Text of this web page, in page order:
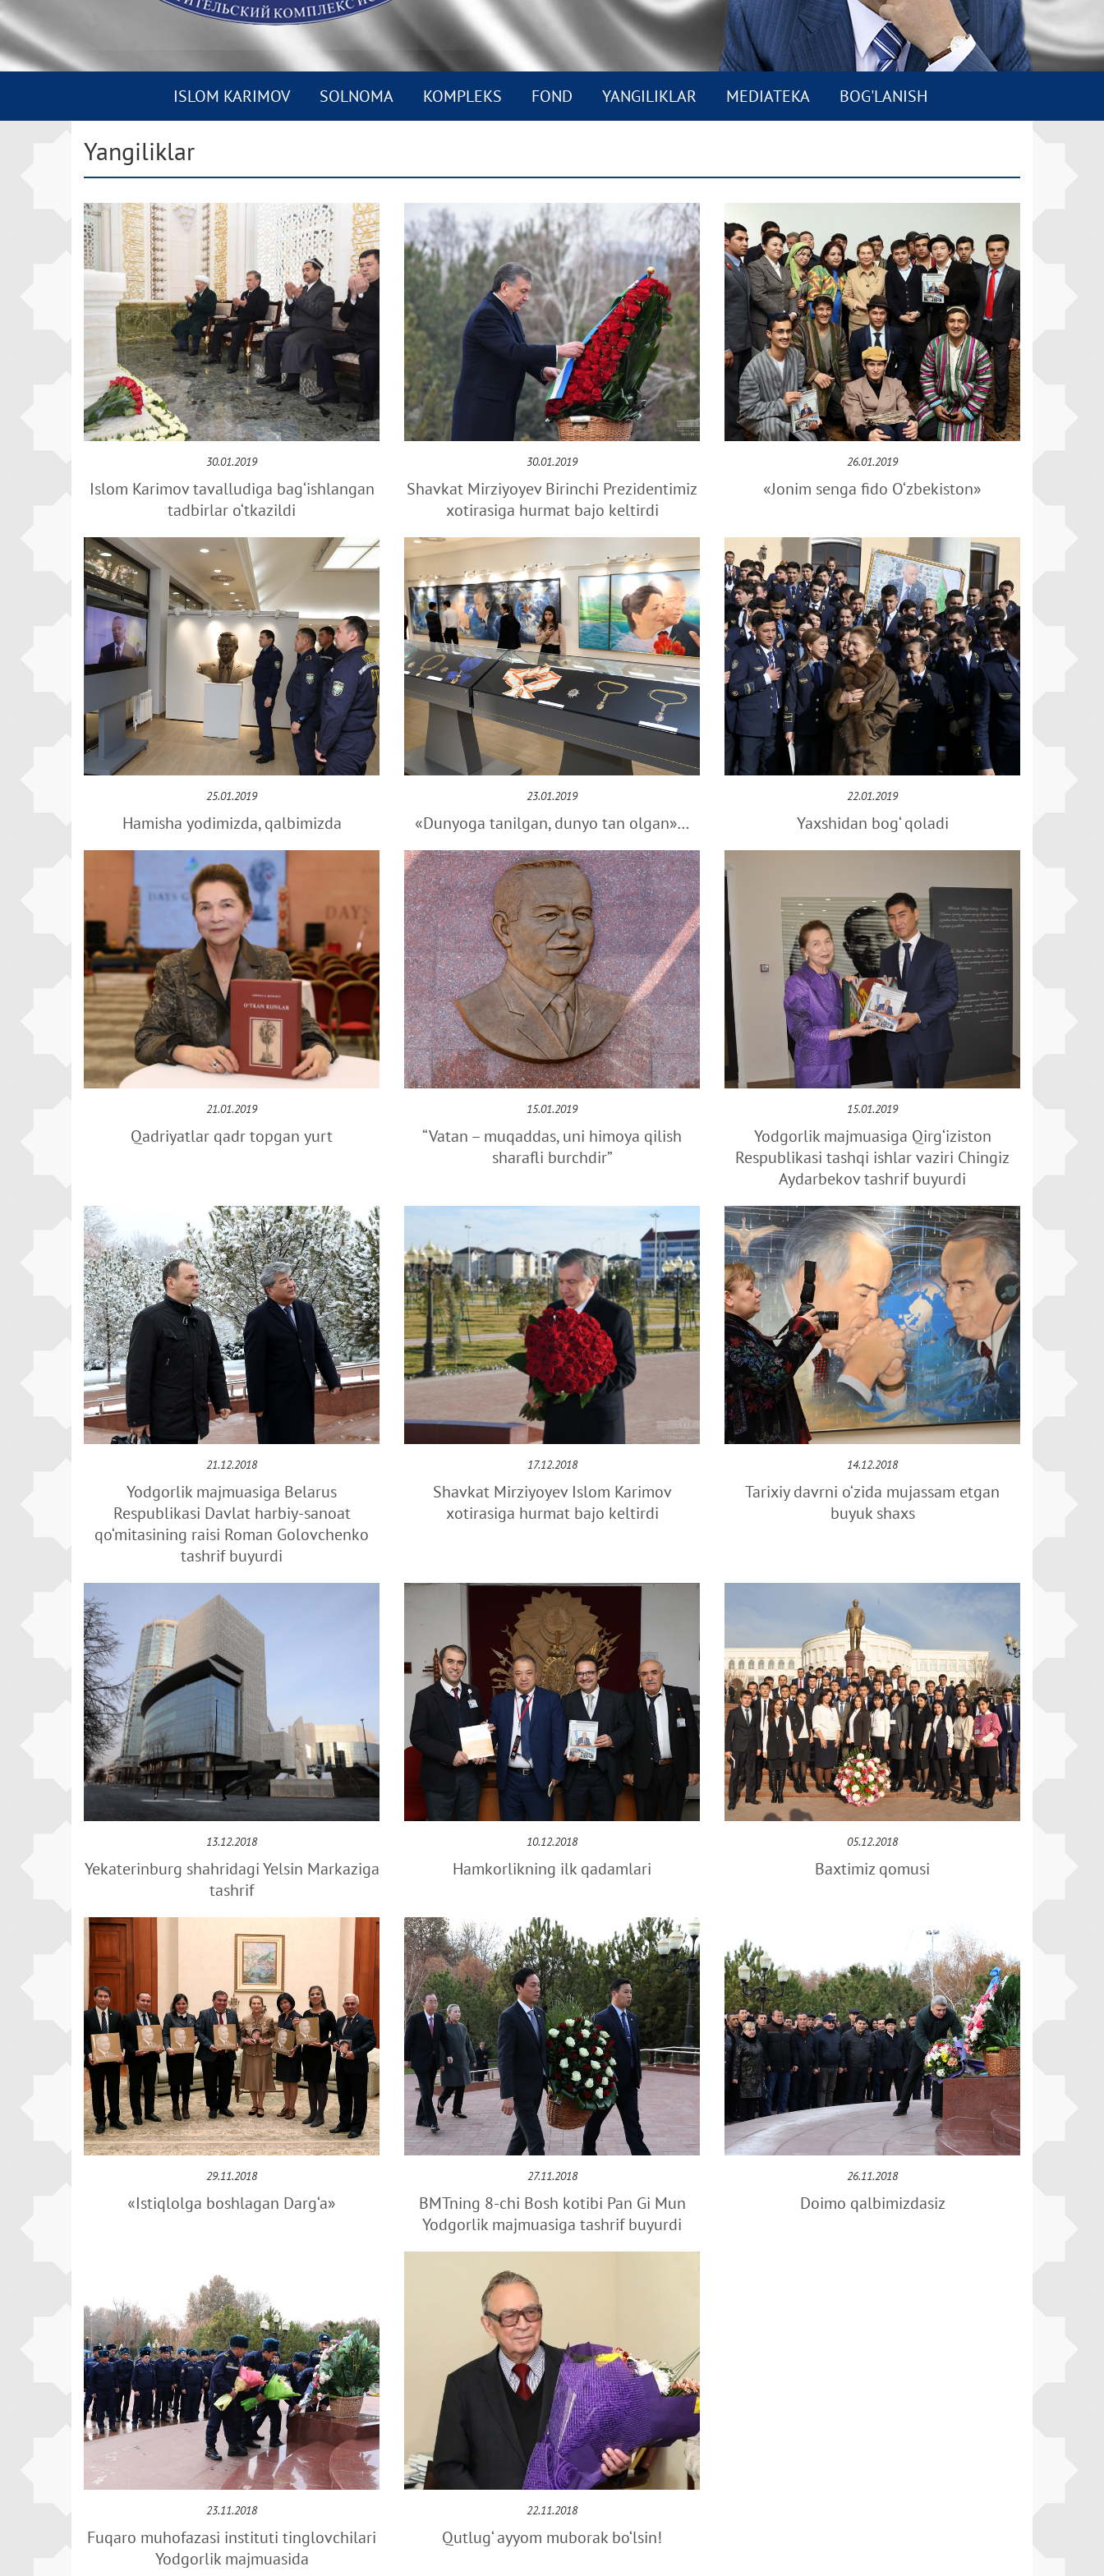
ISLOM KARIMOV SOLNOMA KOMPLEKS FOND YANGILIKLAR MEDIATEKA BOG'LANISH
Yangiliklar
30.01.2019
Islom Karimov tavalludiga bag‘ishlangan
tadbirlar o‘tkazildi
30.01.2019
Shavkat Mirziyoyev Birinchi Prezidentimiz
xotirasiga hurmat bajo keltirdi
26.01.2019
«Jonim senga fido O‘zbekiston»
25.01.2019
Hamisha yodimizda, qalbimizda
23.01.2019
«Dunyoga tanilgan, dunyo tan olgan»…
22.01.2019
Yaxshidan bog‘ qoladi
21.01.2019
Qadriyatlar qadr topgan yurt
15.01.2019
“Vatan – muqaddas, uni himoya qilish
sharafli burchdir”
15.01.2019
Yodgorlik majmuasiga Qirg‘iziston
Respublikasi tashqi ishlar vaziri Chingiz
Aydarbekov tashrif buyurdi
21.12.2018
Yodgorlik majmuasiga Belarus
Respublikasi Davlat harbiy-sanoat
qo‘mitasining raisi Roman Golovchenko
tashrif buyurdi
17.12.2018
Shavkat Mirziyoyev Islom Karimov
xotirasiga hurmat bajo keltirdi
14.12.2018
Tarixiy davrni o‘zida mujassam etgan
buyuk shaxs
13.12.2018
Yekaterinburg shahridagi Yelsin Markaziga
tashrif
10.12.2018
Hamkorlikning ilk qadamlari
05.12.2018
Baxtimiz qomusi
29.11.2018
«Istiqlolga boshlagan Darg‘a»
27.11.2018
BMTning 8-chi Bosh kotibi Pan Gi Mun
Yodgorlik majmuasiga tashrif buyurdi
26.11.2018
Doimo qalbimizdasiz
23.11.2018
Fuqaro muhofazasi instituti tinglovchilari
Yodgorlik majmuasida
22.11.2018
Qutlug‘ ayyom muborak bo‘lsin!